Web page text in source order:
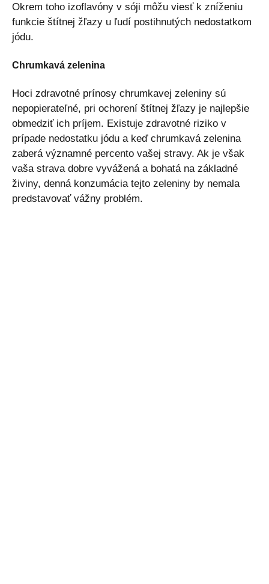
Okrem toho izoflavóny v sóji môžu viesť k zníženiu
funkcie štítnej žľazy u ľudí postihnutých nedostatkom
jódu.
Chrumkavá zelenina
Hoci zdravotné prínosy chrumkavej zeleniny sú
nepopierateľné, pri ochorení štítnej žľazy je najlepšie
obmedziť ich príjem. Existuje zdravotné riziko v
prípade nedostatku jódu a keď chrumkavá zelenina
zaberá významné percento vašej stravy. Ak je však
vaša strava dobre vyvážená a bohatá na základné
živiny, denná konzumácia tejto zeleniny by nemala
predstavovať vážny problém.